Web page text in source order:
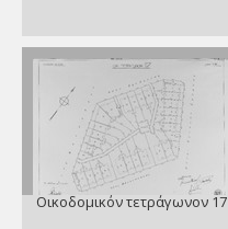
Οικοδομικόν τετράγωνον 17